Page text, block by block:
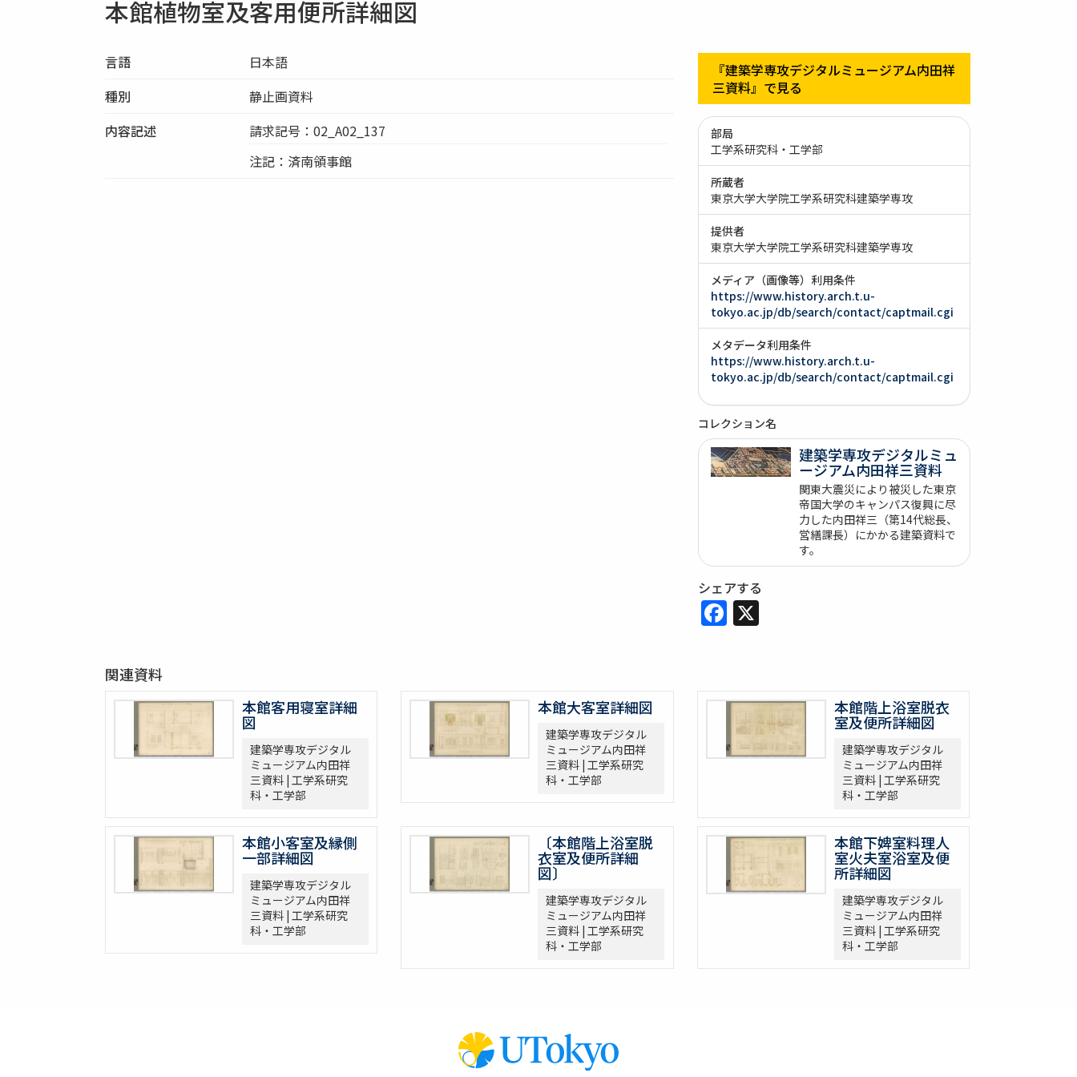
本館植物室及客用便所詳細図
言語
日本語
種別
静止画資料
内容記述
請求記号：02_A02_137
注記：済南領事館
『建築学専攻デジタルミュージアム内田祥
三資料』で見る
部局
工学系研究科・工学部
所蔵者
東京大学大学院工学系研究科建築学専攻
提供者
東京大学大学院工学系研究科建築学専攻
メディア（画像等）利用条件
https://www.history.arch.t.u-
tokyo.ac.jp/db/search/contact/captmail.cgi
メタデータ利用条件
https://www.history.arch.t.u-
tokyo.ac.jp/db/search/contact/captmail.cgi
コレクション名
建築学専攻デジタルミュ
ージアム内田祥三資料
関東大震災により被災した東京
帝国大学のキャンパス復興に尽
力した内田祥三（第14代総長、
営繕課長）にかかる建築資料で
す。
シェアする
Facebook
X
関連資料
本館客用寝室詳細
図
建築学専攻デジタル
ミュージアム内田祥
三資料 | 工学系研究
科・工学部
本館大客室詳細図
建築学専攻デジタル
ミュージアム内田祥
三資料 | 工学系研究
科・工学部
本館階上浴室脱衣
室及便所詳細図
建築学専攻デジタル
ミュージアム内田祥
三資料 | 工学系研究
科・工学部
本館小客室及縁側
一部詳細図
建築学専攻デジタル
ミュージアム内田祥
三資料 | 工学系研究
科・工学部
〔本館階上浴室脱
衣室及便所詳細
図〕
建築学専攻デジタル
ミュージアム内田祥
三資料 | 工学系研究
科・工学部
本館下婢室料理人
室火夫室浴室及便
所詳細図
建築学専攻デジタル
ミュージアム内田祥
三資料 | 工学系研究
科・工学部